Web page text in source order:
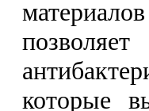
которые